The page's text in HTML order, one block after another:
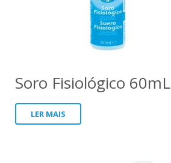
Soro Fisiológico 60mL
LER MAIS